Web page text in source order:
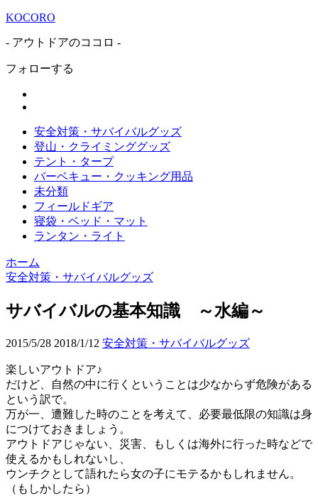
KOCORO
- アウトドアのココロ -
フォローする
安全対策・サバイバルグッズ
登山・クライミンググッズ
テント・タープ
バーベキュー・クッキング用品
未分類
フィールドギア
寝袋・ベッド・マット
ランタン・ライト
ホーム
安全対策・サバイバルグッズ
サバイバルの基本知識 ～水編～
2015/5/28 2018/1/12 安全対策・サバイバルグッズ
楽しいアウトドア♪
だけど、自然の中に行くということは少なからず危険がある
という訳で。
万が一、遭難した時のことを考えて、必要最低限の知識は身
につけておきましょう。
アウトドアじゃない、災害、もしくは海外に行った時などで
使えるかもしれないし、
ウンチクとして語れたら女の子にモテるかもしれません。
（もしかしたら）